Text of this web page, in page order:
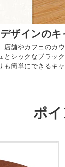
ザインの
舗やカフェの
シックなブラ
簡単にできるキ
ポイ